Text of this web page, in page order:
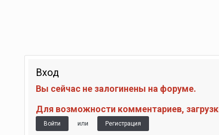
Вход
Вы сейчас не залогинены на форуме.
Для возможности комментариев,
Войти или Регистрация